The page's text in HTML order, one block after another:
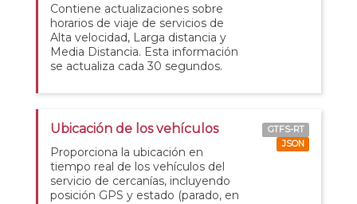
Contiene actualizaciones sobre
horarios de viaje de servicios de
Alta velocidad, Larga distancia y
Media Distancia. Esta información
se actualiza cada 30 segundos.
Ubicación de los vehículos
Proporciona la ubicación en
tiempo real de los vehículos del
servicio de cercanías, incluyendo
posición GPS y estado (parado, en
GTFS-RT
JSON